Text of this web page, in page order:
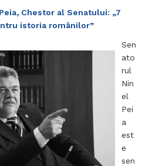
Chestor al Senatului: „7
istoria românilor”
Sen
ato
rul
Nin
el
Pei
a
est
e
sen